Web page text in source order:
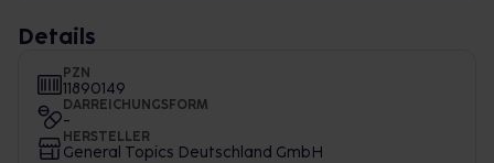
Details
PZN
11890149
DARREICHUNGSFORM
-
HERSTELLER
General Topics Deutschland GmbH